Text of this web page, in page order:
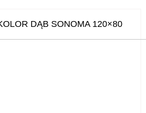
DĄB SONOMA 120×80